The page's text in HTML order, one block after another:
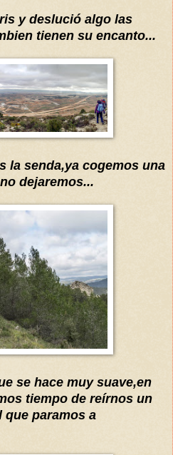
y deslució algo las
tienen su encanto...
la senda,ya cogemos una
dejaremos...
se hace muy suave,en
tiempo de reírnos un
que paramos a